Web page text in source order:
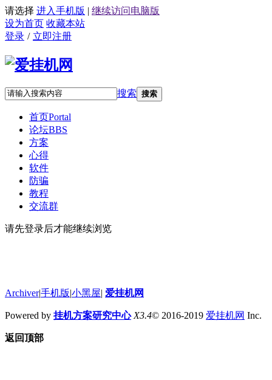
请选择 进入手机版 | 继续访问电脑版
设为首页 收藏本站
登录 / 立即注册
搜索 搜索
首页Portal
论坛BBS
方案
心得
软件
防骗
教程
交流群
请先登录后才能继续浏览
Archiver|手机版|小黑屋| 爱挂机网
Powered by 挂机方案研究中心 X3.4© 2016-2019 爱挂机网 Inc.
返回顶部